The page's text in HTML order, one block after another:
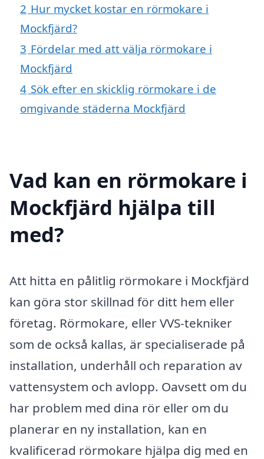
2 Hur mycket kostar en rörmokare i
Mockfjärd?
3 Fördelar med att välja rörmokare i
Mockfjärd
4 Sök efter en skicklig rörmokare i de
omgivande städerna Mockfjärd
Vad kan en rörmokare i
Mockfjärd hjälpa till
med?
Att hitta en pålitlig rörmokare i Mockfjärd
kan göra stor skillnad för ditt hem eller
företag. Rörmokare, eller VVS-tekniker
som de också kallas, är specialiserade på
installation, underhåll och reparation av
vattensystem och avlopp. Oavsett om du
har problem med dina rör eller om du
planerar en ny installation, kan en
kvalificerad rörmokare hjälpa dig med en